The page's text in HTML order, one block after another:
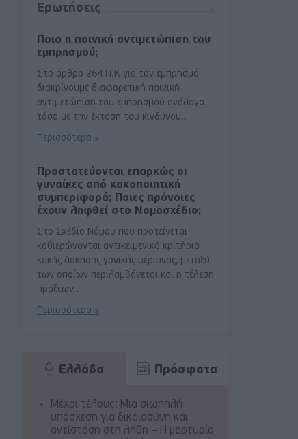
Ερωτήσεις
Ποια η ποινική αντιμετώπιση του
εμπρησμού;
Στο άρθρο 264 Π.Κ για τον εμπρησμό
διακρίνουμε διαφορετική ποινική
αντιμετώπιση του εμπρησμού ανάλογα
τόσο με την έκταση του κινδύνου..
Περισσότερα »
Προστατεύονται επαρκώς οι
γυναίκες από κακοποιητική
συμπεριφορά; Ποιες πρόνοιες
έχουν ληφθεί στο Νομοσχέδιο;
Στο Σχέδιο Νόμου που προτείνεται
καθιερώνονται αντικειμενικά κριτήρια
κακής άσκησης γονικής μέριμνας, μεταξύ
των οποίων περιλαμβάνεται και η τέλεση
πράξεων..
Περισσότερα »
Ελλάδα Πρόσφατα
Μέχρι τέλους: Μια σιωπηλή
υπόσχεση για δικαιοσύνη και
αντίσταση στη λήθη – Η μαρτυρία